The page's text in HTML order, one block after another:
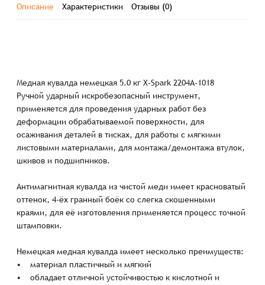
Описание Характеристики Отзывы (0)
Медная кувалда немецкая 5.0 кг X-Spark 2204A-1018
Ручной ударный искробезопасный инструмент,
применяется для проведения ударных работ без
деформации обрабатываемой поверхности, для
осаживания деталей в тисках, для работы с мягкими
листовыми материалами, для монтажа/демонтажа втулок,
шкивов и подшипников.
Антимагнитная кувалда из чистой меди имеет красноватый
оттенок, 4-ёх гранный боёк со слегка скошенными
краями, для её изготовления применяется процесс точной
штамповки.
Немецкая медная кувалда имеет несколько преимуществ:
• материал пластичный и мягкий
• обладает отличной устойчивостью к кислотной и